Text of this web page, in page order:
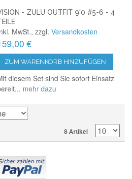
- ZULU OUTFIT 9'0 #5-6 - 4
MwSt., zzgl.Versandkosten
€
ZUM WARENKORB HINZUFÜGEN
diesem Set sind Sie sofort Einsatz
mehr dazu
8 Artikel